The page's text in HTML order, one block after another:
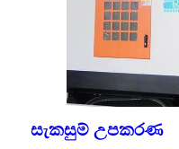
සැකසුම් උපකරණ